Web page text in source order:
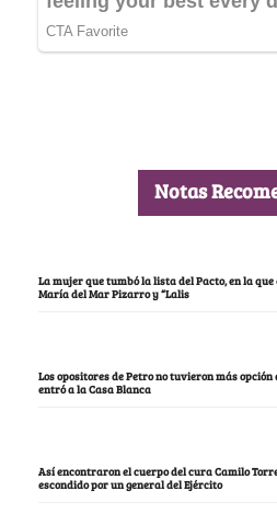
Notas
La mujer que tumbó la lista del Pacto, en la
María del Mar Pizarro y “Lalis
Los opositores de Petro no tuvieron más
entró a la Casa Blanca
Así encontraron el cuerpo del cura Camilo
escondido por un general del Ejército